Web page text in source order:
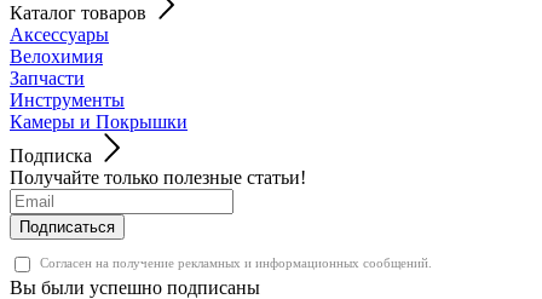
Каталог товаров
Аксессуары
Велохимия
Запчасти
Инструменты
Камеры и Покрышки
Подписка
Получайте только полезные статьи!
Подписаться
Согласен на получение рекламных и информационных сообщений.
Вы были успешно подписаны